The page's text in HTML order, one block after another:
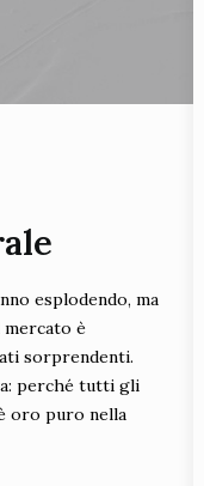
esplodendo, ma
è
sorprendenti.
perché tutti gli
oro puro nella